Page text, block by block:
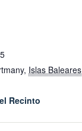
, Islas Baleares
Recinto